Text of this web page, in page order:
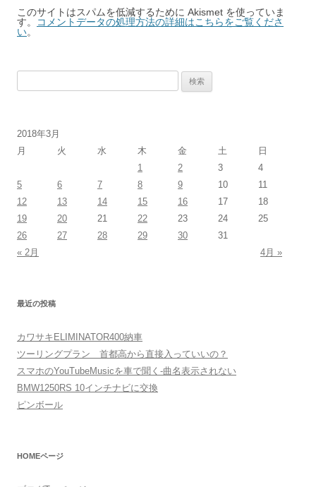
このサイトはスパムを低減するために Akismet を使っていま
す。
コメントデータの処理方法の詳細はこちらをご覧くださ
い。
2018年3月
月
火 水 木 金 土
日
1
2 3
4
5
6 7 8 9 10
11
12
13 14 15 16 17
18
19
20 21 22 23 24
25
26
27 28 29 30
31
« 2月
4月 »
最近の投稿
カワサキELIMINATOR400納車
ツーリングプラン 首都高から直接入っていいの？
スマホのYouTubeMusicを車で聞く-曲名表示されない
BMW1250RS 10インチナビに交換
ピンボール
HOMEページ